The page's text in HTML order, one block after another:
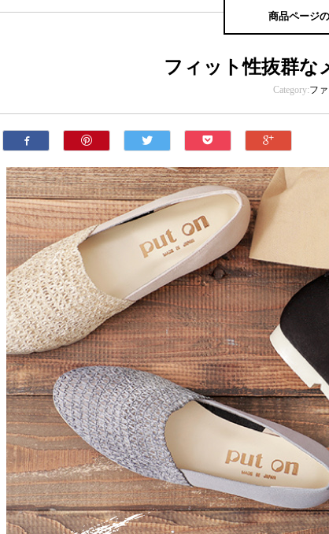
商品ページ
フィット性抜群な
Category:フ